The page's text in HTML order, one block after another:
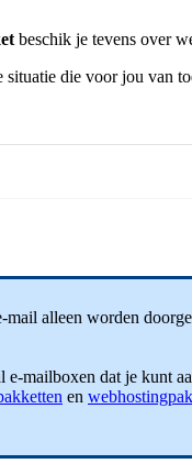
beschik je tevens over
die voor jou van
alleen worden
mailboxen dat je kunt
en